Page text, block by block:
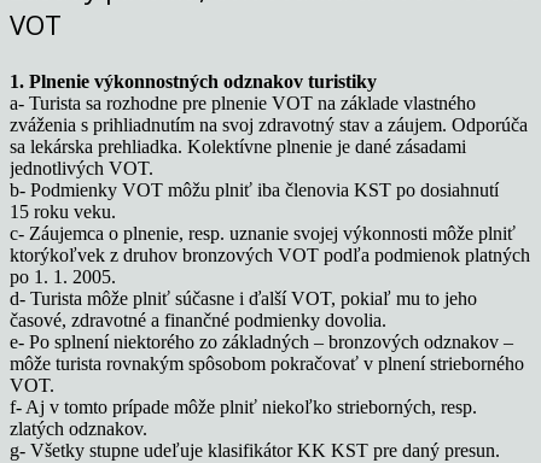
VOT
1. Plnenie výkonnostných odznakov turistiky
a- Turista sa rozhodne pre plnenie VOT na základe vlastného
zváženia s prihliadnutím na svoj zdravotný stav a záujem. Odporúča
sa lekárska prehliadka. Kolektívne plnenie je dané zásadami
jednotlivých VOT.
b- Podmienky VOT môžu plniť iba členovia KST po dosiahnutí
15 roku veku.
c- Záujemca o plnenie, resp. uznanie svojej výkonnosti môže plniť
ktorýkoľvek z druhov bronzových VOT podľa podmienok platných
po 1. 1. 2005.
d- Turista môže plniť súčasne i ďalší VOT, pokiaľ mu to jeho
časové, zdravotné a finančné podmienky dovolia.
e- Po splnení niektorého zo základných – bronzových odznakov –
môže turista rovnakým spôsobom pokračovať v plnení strieborného
VOT.
f- Aj v tomto prípade môže plniť niekoľko strieborných, resp.
zlatých odznakov.
g- Všetky stupne udeľuje klasifikátor KK KST pre daný presun.